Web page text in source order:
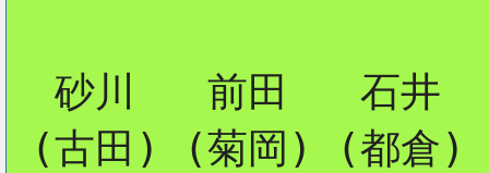
  砂川   前田   石井
(古田) (菊岡) (都倉)